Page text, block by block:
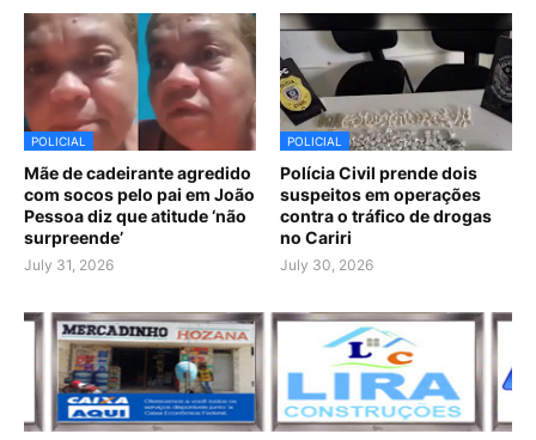
POLICIAL
Mãe de cadeirante agredido
com socos pelo pai em João
Pessoa diz que atitude ‘não
surpreende’
July 31, 2026
POLICIAL
Polícia Civil prende dois
suspeitos em operações
contra o tráfico de drogas
no Cariri
July 30, 2026